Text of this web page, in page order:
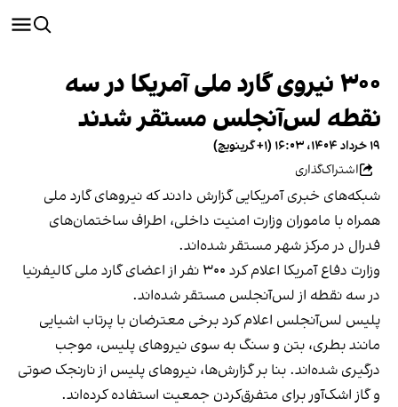
۳۰۰ نیروی گارد ملی آمریکا در سه
نقطه لس‌آنجلس مستقر شدند
۱۹ خرداد ۱۴۰۴، ۱۶:۰۳ (‎+۱ گرینویچ)
اشتراک‌گذاری
شبکه‌های خبری آمریکایی گزارش دادند که نیروهای گارد ملی
همراه با ماموران وزارت امنیت داخلی، اطراف ساختمان‌های
فدرال در مرکز شهر مستقر شده‌اند.
وزارت دفاع آمریکا اعلام کرد ۳۰۰ نفر از اعضای گارد ملی کالیفرنیا
در سه نقطه از لس‌آنجلس مستقر شده‌اند.
پلیس لس‌آنجلس اعلام کرد برخی معترضان با پرتاب اشیایی
مانند بطری، بتن و سنگ به سوی نیروهای پلیس، موجب
درگیری شده‌اند. بنا بر گزارش‌ها، نیروهای پلیس از نارنجک صوتی
و گاز اشک‌آور برای متفرق‌کردن جمعیت استفاده کرده‌اند.